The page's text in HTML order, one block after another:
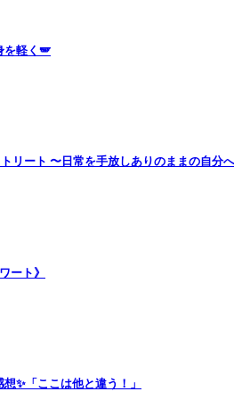
を軽く🪽
リート 〜日常を手放しありのままの自分
ート》
✨「ここは他と違う！」